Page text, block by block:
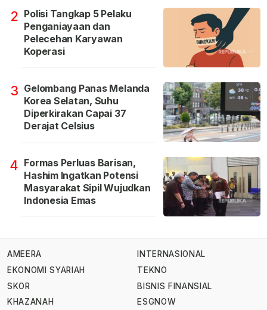
2 Polisi Tangkap 5 Pelaku
Penganiayaan dan
Pelecehan Karyawan
Koperasi
3 Gelombang Panas Melanda
Korea Selatan, Suhu
Diperkirakan Capai 37
Derajat Celsius
4 Formas Perluas Barisan,
Hashim Ingatkan Potensi
Masyarakat Sipil Wujudkan
Indonesia Emas
AMEERA
EKONOMI SYARIAH
SKOR
KHAZANAH
INTERNASIONAL
TEKNO
BISNIS FINANSIAL
ESGNOW